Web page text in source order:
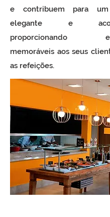
e contribuem para um
elegante e
proporcionando
memoráveis aos seus
as refeições.